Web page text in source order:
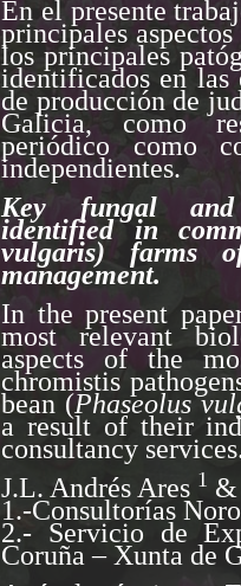
En el presente
principales
los principales
identificados en las
de producción de
Galicia, como
periódico como
independientes.
Key fungal and
identified in
vulgaris) farms
management.
In the present
most relevant
aspects of the
chromistis
bean (Phaseolus
a result of their
consultancy
J.L. Andrés Ares 1 &
1.-Consultorías
2.- Servicio de
Coruña – Xunta de